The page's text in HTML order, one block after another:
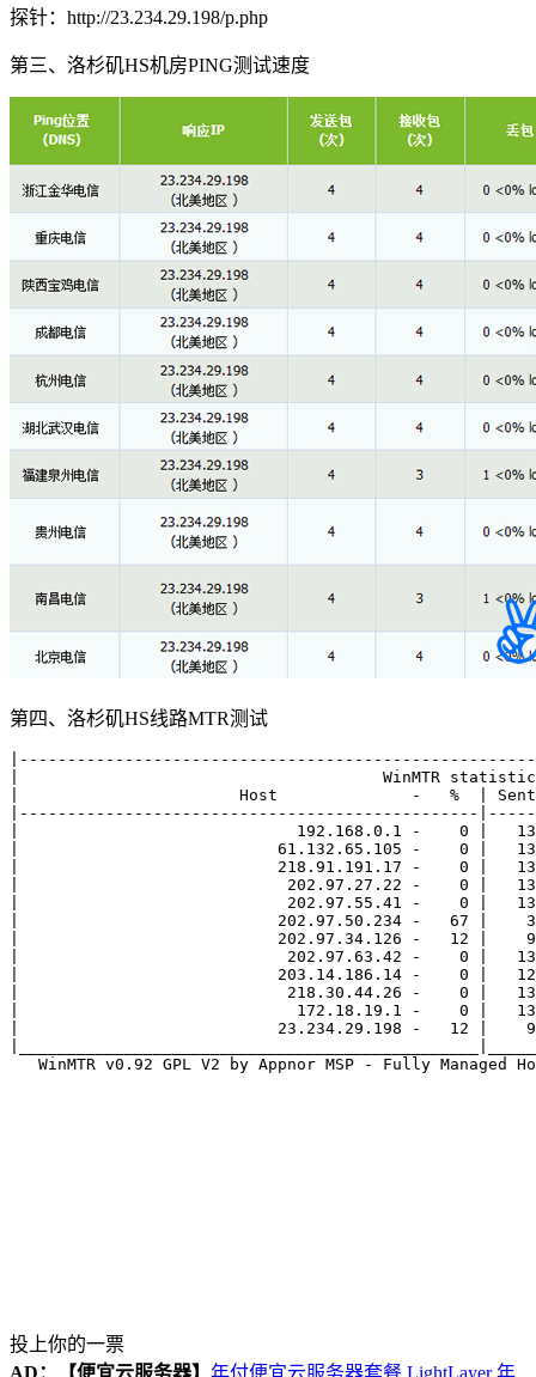
探针：http://23.234.29.198/p.php
第三、洛杉矶HS机房PING测试速度
第四、洛杉矶HS线路MTR测试
|                                      WinMTR
|                       Host              -   %  | Sent |
|------------------------------------------------
|                             192.168.0.1 -    0 |
|                           61.132.65.105 -    0 |
|                           218.91.191.17 -    0 |
|                            202.97.27.22 -    0 |
|                            202.97.55.41 -    0 |
|                           202.97.50.234 -   67 |
|                           202.97.34.126 -   12 |
|                            202.97.63.42 -    0 |   13
|                           203.14.186.14 -    0 |   12
|                            218.30.44.26 -    0 |   13
|                             172.18.19.1 -    0 |   13
|                           23.234.29.198 -   12 |    9
投上你的一票
AD：
【便宜云服务器】 年付便宜云服务器套餐 LightLayer 年